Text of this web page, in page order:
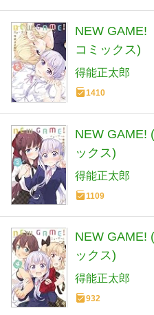
NEW GAME!
コミックス)
得能正太郎
1410
NEW GAME!
ックス)
得能正太郎
1109
NEW GAME!
ックス)
得能正太郎
932